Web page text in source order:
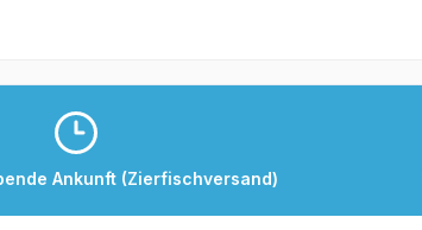
Ankunft (Zierfischversand)